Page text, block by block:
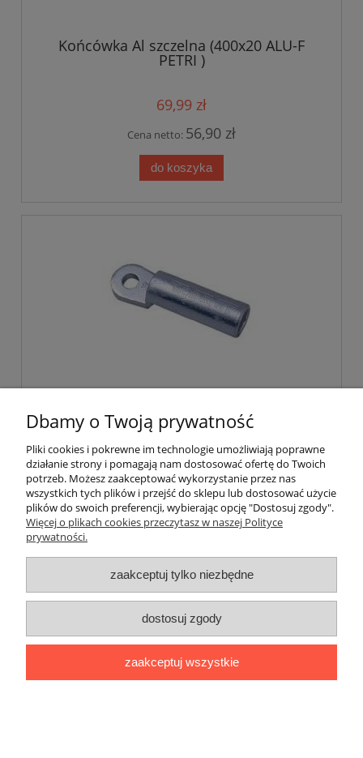
Końcówka Al szczelna (400x20 ALU-F
PETRI )
69,99 zł
Cena netto: 56,90 zł
do koszyka
Końcówka Al szczelna (500x12 ALU-F
PETRI )
65,12 zł
Cena netto:52,94 zł
do koszyka
« 1 2 3 »
O nas / kontakt
Koszt wysyłki
Inteligentny dom ( POCKET HOME )
Dbamy o Twoją prywatność
Pliki cookies i pokrewne im technologie umożliwiają poprawne
działanie strony i pomagają nam dostosować ofertę do Twoich
potrzeb. Możesz zaakceptować wykorzystanie przez nas
wszystkich tych plików i przejść do sklepu lub dostosować użycie
plików do swoich preferencji, wybierając opcję "Dostosuj zgody".
Więcej o plikach cookies przeczytasz w naszej Polityce
prywatności.
zaakceptuj tylko niezbędne
dostosuj zgody
zaakceptuj wszystkie